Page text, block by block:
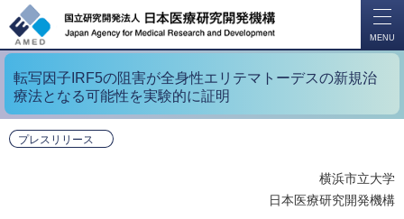
MENU
転写因子IRF5の阻害が全身性エリテマトーデスの新規治
療法となる可能性を実験的に証明
プレスリリース
横浜市立大学
日本医療研究開発機構